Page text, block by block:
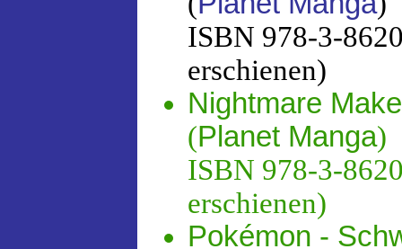
ISBN 978-3-
erschienen)
Nightmare
(Planet Manga)
ISBN 978-3-
erschienen)
Pokémon -